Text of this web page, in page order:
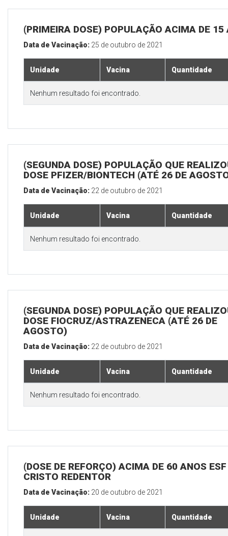
(PRIMEIRA DOSE) POPULAÇÃO ACIMA DE 15
Data de Vacinação: 25 de outubro de 2021
Unidade Vacina Quantidade
Nenhum resultado foi encontrado.
(SEGUNDA DOSE) POPULAÇÃO QUE
DOSE PFIZER/BIONTECH (ATÉ 26 DE
Data de Vacinação: 22 de outubro de 2021
Unidade Vacina Quantidade
Nenhum resultado foi encontrado.
(SEGUNDA DOSE) POPULAÇÃO QUE
DOSE FIOCRUZ/ASTRAZENECA (ATÉ 26 DE
AGOSTO)
Data de Vacinação: 22 de outubro de 2021
Unidade Vacina Quantidade
Nenhum resultado foi encontrado.
(DOSE DE REFORÇO) ACIMA DE 60 ANOS ESF
CRISTO REDENTOR
Data de Vacinação: 20 de outubro de 2021
Unidade Vacina Quantidade